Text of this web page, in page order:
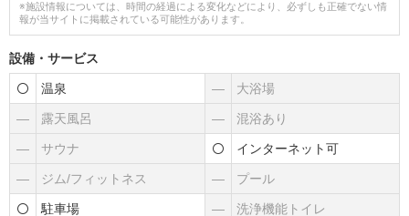
※施設情報については、時間の経過による変化などにより、必ずしも正確でない情
報が当サイトに掲載されている可能性があります。
設備・サービス
温泉 ― 大浴場
― 露天風呂 ― 混浴あり
― サウナ インターネット可
― ジム/フィットネス ― プール
駐車場 ― 洗浄機能トイレ